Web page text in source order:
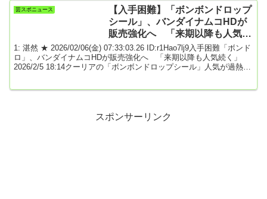
る事案で20日に緊急会見をする方向で調整に入っていることも判
明。国分に関する問題が起きているのは間違いない状況だ。また、
芸スポニュース
【入手困難】「ボンボンドロップ
シール」、バンダイナムコHDが
販売強化へ 「来期以降も人気続
く」
1: 湛然 ★ 2026/02/06(金) 07:33:03.26 ID:r1Hao7lj9入手困難「ボンド
ロ」、バンダイナムコHDが販売強化へ 「来期以降も人気続く」
2026/2/5 18:14クーリアの「ボンボンドロップシール」人気が過熱し
スポンサーリンク